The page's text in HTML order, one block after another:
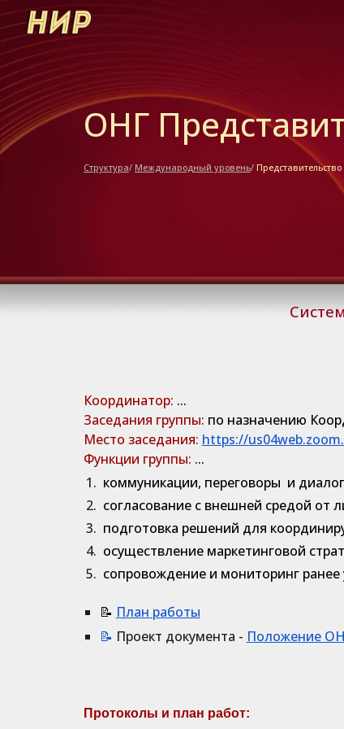
ОНГ
Структура/ Международный уровень/
Координатор: ...
Заседания группы: по назначению
Место заседания: https://
Функции группы: ...
коммуникации, переговоры и
согласование с внешней средой от
подготовка решений для
осуществление маркетинговой
сопровождение и мониторинг
📝 План работы
📝 Проект документа - Положение
Протоколы и план работ: